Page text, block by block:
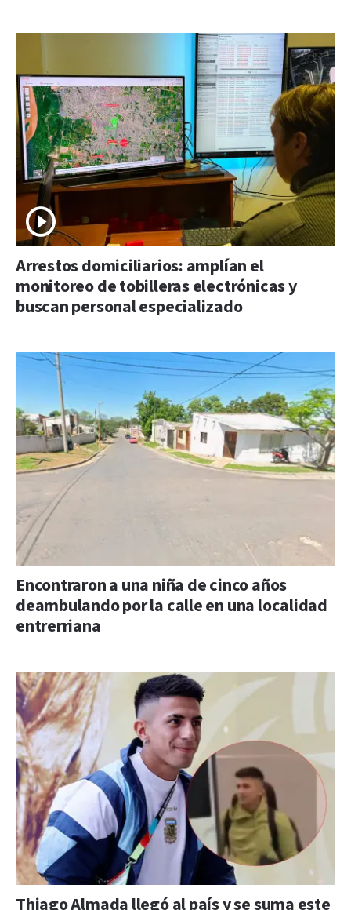
Arrestos domiciliarios: amplían el
monitoreo de tobilleras electrónicas y
buscan personal especializado
Encontraron a una niña de cinco años
deambulando por la calle en una localidad
entrerriana
Thiago Almada llegó al país y se suma este